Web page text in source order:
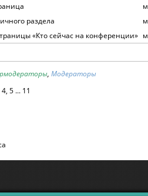
раздела
«Кто сейчас на конференции»
, Модераторы
4, 5 ... 11